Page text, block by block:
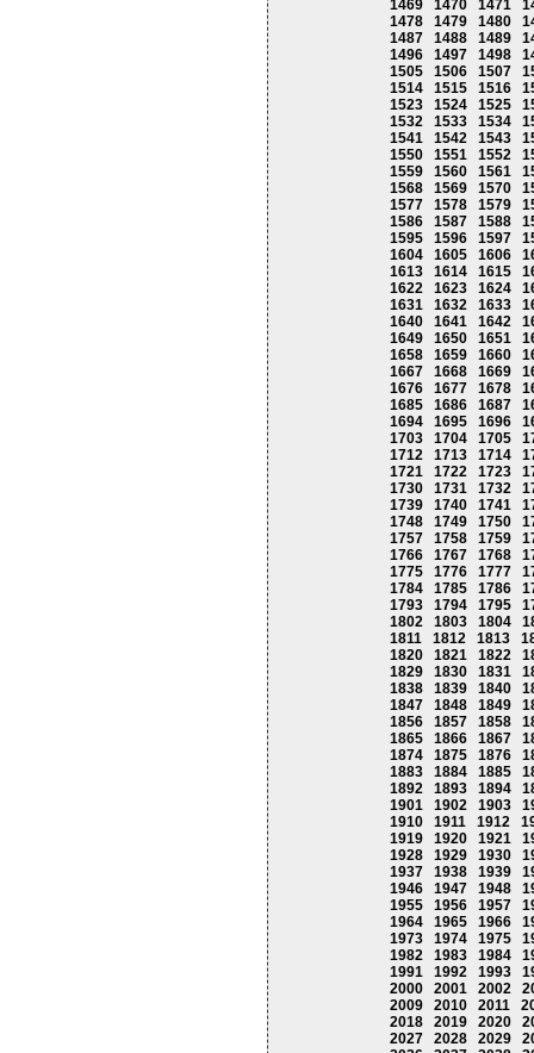
1469
1470 1471
1478
1479 1480
1487
1488 1489
1496
1497 1498
1505
1506 1507
1514
1515 1516
1523
1524 1525
1532
1533 1534
1541
1542 1543
1550
1551 1552
1559
1560 1561
1568
1569 1570
1577
1578 1579
1586
1587 1588
1595
1596 1597
1604
1605 1606
1613
1614 1615
1622
1623 1624
1631
1632 1633
1640
1641 1642
1649
1650 1651
1658
1659 1660
1667
1668 1669
1676
1677 1678
1685
1686 1687
1694
1695 1696
1703
1704 1705
1712
1713 1714
1721
1722 1723
1730
1731 1732
1739
1740 1741
1748
1749 1750
1757
1758 1759
1766
1767 1768
1775
1776 1777
1784
1785 1786
1793
1794 1795
1802
1803 1804
1811
1812 1813
1820
1821 1822
1829
1830 1831
1838
1839 1840
1847
1848 1849
1856
1857 1858
1865
1866 1867
1874
1875 1876
1883
1884 1885
1892
1893 1894
1901
1902 1903
1910
1911 1912
1919
1920 1921
1928
1929 1930
1937
1938 1939
1946
1947 1948
1955
1956 1957
1964
1965 1966
1973
1974 1975
1982
1983 1984
1991
1992 1993
2000
2001 2002
2009
2010 2011
2018
2019 2020
2027
2028 2029